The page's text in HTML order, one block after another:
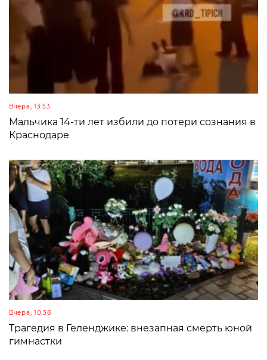
Вчера, 13:53
Мальчика 14-ти лет избили до потери сознания в
Краснодаре
Вчера, 10:38
Трагедия в Геленджике: внезапная смерть юной
гимнастки